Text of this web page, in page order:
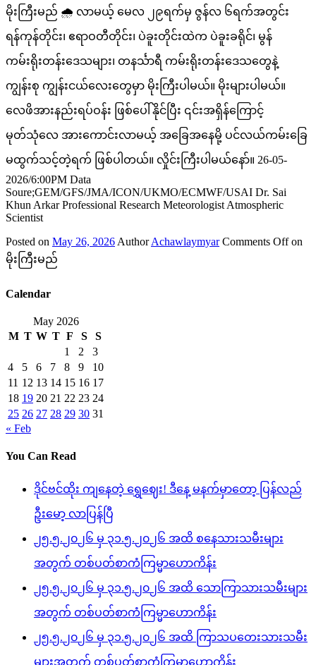
မိုးကြီးမည် 🌧 လာမယ့် မေလ ၂၉ရက်မှ ဇွန်လ ၆ရက်အတွင်း
ရန်ကုန်တိုင်း၊ ဧရာဝတီတိုင်း၊ ပဲခူးတိုင်းထဲက ပဲခူးခရိုင်၊ မွန်
ကမ်းရိုးတန်းဒေသများ၊ တနင်္သာရီ ကမ်းရိုးတန်းဒေသတွေနဲ့
ကျွန်းစု ကျွန်းငယ်လေးတွေမှာ မိုးကြီးပါမယ်။ မိုးများပါမယ်။
လေဖိအားနည်းရပ်ဝန်း ဖြစ်ပေါ်နိုင်ပြီး ၎င်းအရှိန်ကြောင့်
မုတ်သုံလေ အားကောင်းလာမယ့် အခြေအနေမို့ ပင်လယ်ကမ်းခြေ
မထွက်သင့်တဲ့ရက် ဖြစ်ပါတယ်။ လှိုင်းကြီးပါမယ်နော်။ 26-05-
2026/6:00PM Data
Soure;GEM/GFS/JMA/ICON/UKMO/ECMWF/USAI Dr. Sai
Khun Arkar Professional Research Meteorologist Atmospheric
Scientist
Posted on May 26, 2026 Author Achawlaymyar Comments Offon
မိုးကြီးမည်
Calendar
May 2026
M T W T F S
S
1
2
3
4
5 6 7 8 9
10
11 12 13 14 15 16 17
18 19 20 21 22 23 24
25 26 27 28 29 30 31
« Feb
You Can Read
ဒိုင်ဗင်ထိုး ကျနေတဲ့ ရွှေဈေး! ဒီနေ့ မနက်မှာတော့ ပြန်လည်
ဦးမော့ လာပြန်ပြီ
၂၅.၅.၂၀၂၆ မှ ၃၁.၅.၂၀၂၆ အထိ စနေသားသမီးများ
အတွက် တစ်ပတ်စာကံကြမ္မာဟောကိန်း
၂၅.၅.၂၀၂၆ မှ ၃၁.၅.၂၀၂၆ အထိ သောကြာသားသမီးများ
အတွက် တစ်ပတ်စာကံကြမ္မာဟောကိန်း
၂၅.၅.၂၀၂၆ မှ ၃၁.၅.၂၀၂၆ အထိ ကြာသပတေးသားသမီး
များအတွက် တစ်ပတ်စာကံကြမ္မာဟောကိန်း